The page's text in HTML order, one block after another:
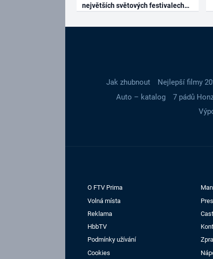
největších světových festivalech
Jak zhubnout Nejlepší filmy
Auto – katalog
7 pádů
O FTV Prima
Volná místa
Reklama
HbbTV
Podmínky užívání
Cookies